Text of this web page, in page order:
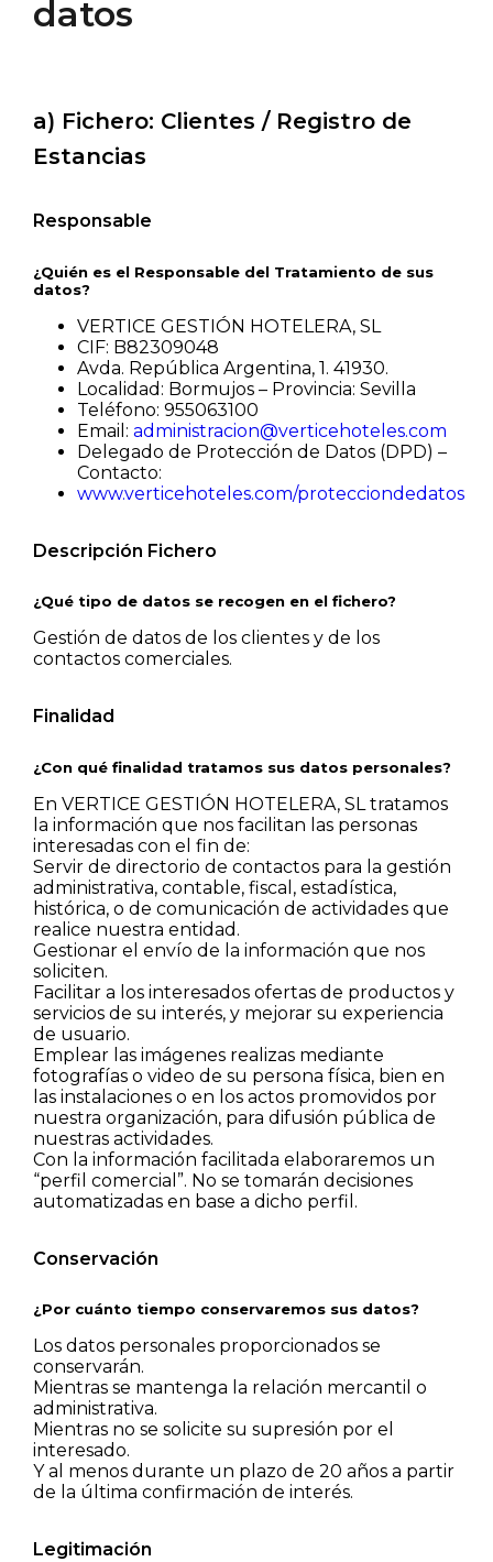
datos
a) Fichero: Clientes / Registro de
Estancias
Responsable
¿Quién es el Responsable del Tratamiento de sus
datos?
VERTICE GESTIÓN HOTELERA, SL
CIF: B82309048
Avda. República Argentina, 1. 41930.
Localidad: Bormujos – Provincia: Sevilla
Teléfono: 955063100
Email: administracion@verticehoteles.com
Delegado de Protección de Datos (DPD) –
Contacto:
www.verticehoteles.com/protecciondedatos
Descripción Fichero
¿Qué tipo de datos se recogen en el fichero?
Gestión de datos de los clientes y de los
contactos comerciales.
Finalidad
¿Con qué finalidad tratamos sus datos personales?
En VERTICE GESTIÓN HOTELERA, SL tratamos
la información que nos facilitan las personas
interesadas con el fin de:
Servir de directorio de contactos para la gestión
administrativa, contable, fiscal, estadística,
histórica, o de comunicación de actividades que
realice nuestra entidad.
Gestionar el envío de la información que nos
soliciten.
Facilitar a los interesados ofertas de productos y
servicios de su interés, y mejorar su experiencia
de usuario.
Emplear las imágenes realizas mediante
fotografías o video de su persona física, bien en
las instalaciones o en los actos promovidos por
nuestra organización, para difusión pública de
nuestras actividades.
Con la información facilitada elaboraremos un
“perfil comercial”. No se tomarán decisiones
automatizadas en base a dicho perfil.
Conservación
¿Por cuánto tiempo conservaremos sus datos?
Los datos personales proporcionados se
conservarán.
Mientras se mantenga la relación mercantil o
administrativa.
Mientras no se solicite su supresión por el
interesado.
Y al menos durante un plazo de 20 años a partir
de la última confirmación de interés.
Legitimación